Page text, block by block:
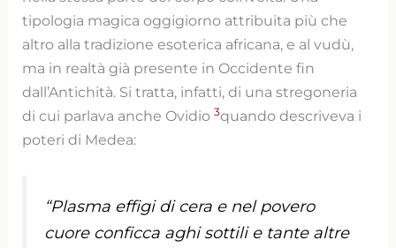
tipologia magica oggigiorno attribuita più che
altro alla tradizione esoterica africana, e al vudù,
ma in realtà già presente in Occidente fin
dall’Antichità. Si tratta, infatti, di una stregoneria
di cui parlava anche Ovidio3quando descriveva i
poteri di Medea:
“Plasma effigi di cera e nel povero
cuore conficca aghi sottili e tante altre